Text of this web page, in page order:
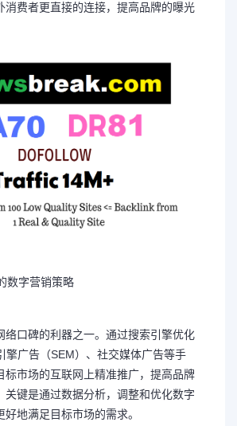
消费者更直接的连接，提高品牌的曝光
数字营销策略
络口碑的利器之一。通过搜索引擎优化
擎广告（SEM）、社交媒体广告等手
标市场的互联网上精准推广，提高品牌
关键是通过数据分析，调整和优化数字
地满足目标市场的需求。